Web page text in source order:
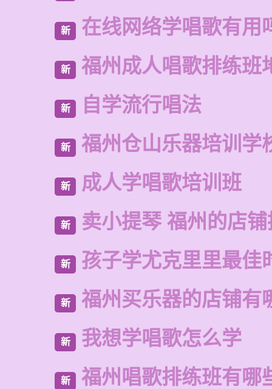
新 在线网络学唱歌有用
新 福州成人唱歌排练班
新 自学流行唱法
新 福州仓山乐器培训学
新 成人学唱歌培训班
新 卖小提琴 福州的店
新 孩子学尤克里里最佳
新 福州买乐器的店铺有
新 我想学唱歌怎么学
新 福州唱歌排练班有哪